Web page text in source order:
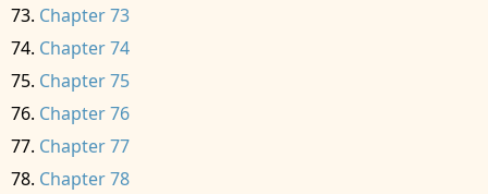
Chapter 73
Chapter 74
Chapter 75
Chapter 76
Chapter 77
Chapter 78